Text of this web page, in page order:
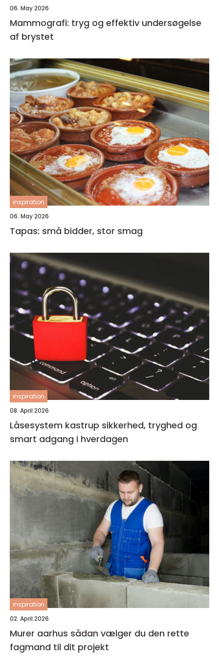
06. May 2026
Mammografi: tryg og effektiv undersøgelse
af brystet
inspiration
06. May 2026
Tapas: små bidder, stor smag
inspiration
08. April 2026
Låsesystem kastrup sikkerhed, tryghed og
smart adgang i hverdagen
inspiration
02. April 2026
Murer aarhus sådan vælger du den rette
fagmand til dit projekt